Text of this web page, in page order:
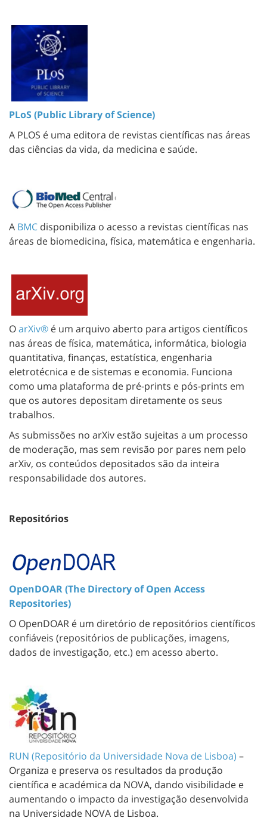
PLoS (Public Library of Science)
A PLOS é uma editora de revistas científicas nas áreas
das ciências da vida, da medicina e saúde.
A BMC disponibiliza o acesso a revistas científicas nas
áreas de biomedicina, física, matemática e engenharia.
OarXiv® é um arquivo aberto para artigos científicos
nas áreas de física, matemática, informática, biologia
quantitativa, finanças, estatística, engenharia
eletrotécnica e de sistemas e economia. Funciona
como uma plataforma de pré-prints e pós-prints em
que os autores depositam diretamente os seus
trabalhos.
As submissões no arXiv estão sujeitas a um processo
de moderação, mas sem revisão por pares nem pelo
arXiv, os conteúdos depositados são da inteira
responsabilidade dos autores.
Repositórios
OpenDOAR (The Directory of Open Access
Repositories)
O OpenDOAR é um diretório de repositórios científicos
confiáveis (repositórios de publicações, imagens,
dados de investigação, etc.) em acesso aberto.
RUN (Repositório da Universidade Nova de Lisboa) –
Organiza e preserva os resultados da produção
científica e académica da NOVA, dando visibilidade e
aumentando o impacto da investigação desenvolvida
na Universidade NOVA de Lisboa.